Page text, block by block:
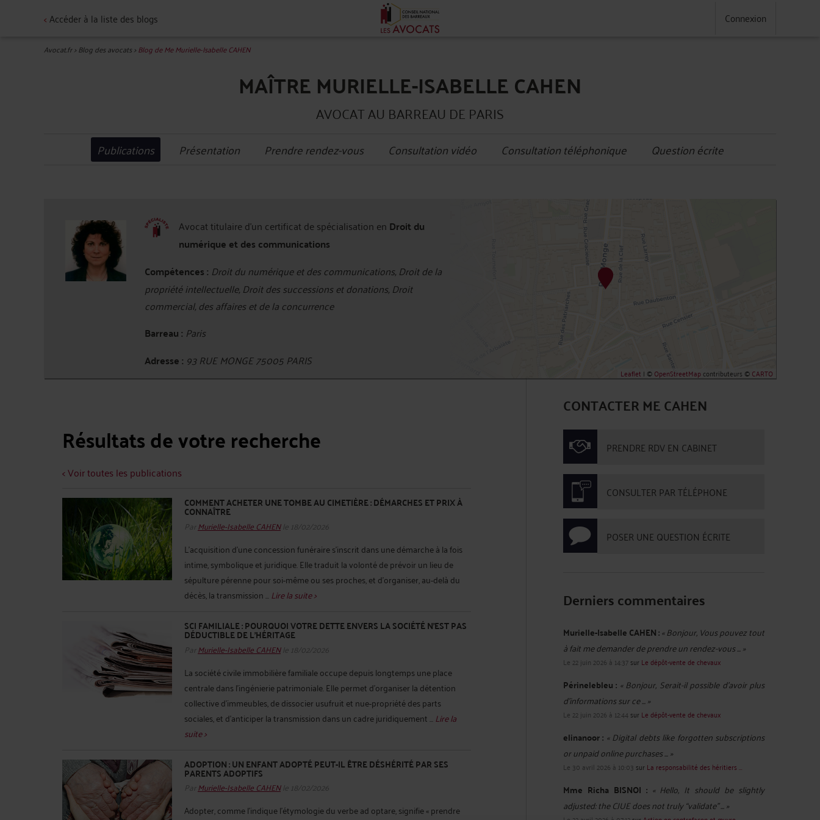
<Accéder à la liste des blogs Connexion
Avocat.fr>Blog des avocats>Blog de Me Murielle-Isabelle CAHEN
MAÎTRE MURIELLE-ISABELLE CAHEN
AVOCAT AU BARREAU DE PARIS
Publications Présentation Prendre rendez-vous Consultation vidéo Consultation téléphonique Question écrite
Avocat titulaire d'un certificat de spécialisation en Droit du
numérique et des communications
Compétences : Droit du numérique et des communications, Droit de la
propriété intellectuelle, Droit des successions et donations, Droit
commercial, des affaires et de la concurrence
Barreau : Paris
Adresse : 93 RUE MONGE 75005 PARIS
Leaflet | ©OpenStreetMapcontributeurs ©CARTO
Résultats de votre recherche
< Voir toutes les publications
COMMENT ACHETER UNE TOMBE AU CIMETIÈRE : DÉMARCHES ET PRIX À
CONNAÎTRE
Par Murielle-Isabelle CAHENle 18/02/2026
L’acquisition d’une concession funéraire s’inscrit dans une démarche à la fois
intime, symbolique et juridique. Elle traduit la volonté de prévoir un lieu de
sépulture pérenne pour soi-même ou ses proches, et d’organiser, au-delà du
décès, la transmission ...Lire la suite >
SCI FAMILIALE : POURQUOI VOTRE DETTE ENVERS LA SOCIÉTÉ N’EST PAS
DÉDUCTIBLE DE L’HÉRITAGE
Par Murielle-Isabelle CAHENle 18/02/2026
La société civile immobilière familiale occupe depuis longtemps une place
centrale dans l’ingénierie patrimoniale. Elle permet d’organiser la détention
collective d’immeubles, de dissocier usufruit et nue-propriété des parts
sociales, et d’anticiper la transmission dans un cadre juridiquement ...Lire la
suite >
ADOPTION : UN ENFANT ADOPTÉ PEUT-IL ÊTRE DÉSHÉRITÉ PAR SES
PARENTS ADOPTIFS
Par Murielle-Isabelle CAHENle 18/02/2026
Adopter, comme l'indique l'étymologie du verbe ad optare, signifie « prendre
CONTACTER ME CAHEN
PRENDRE RDV EN CABINET
CONSULTER PAR TÉLÉPHONE
POSER UNE QUESTION ÉCRITE
Derniers commentaires
Murielle-Isabelle CAHEN :« Bonjour, Vous pouvez tout
à fait me demander de prendre un rendez-vous ... »
Le 22 juin 2026 à 14:37sur Le dépôt-vente de chevaux
Périnelebleu : « Bonjour, Serait-il possible d'avoir plus
d'informations sur ce ... »
Le 22 juin 2026 à 12:44 sur Le dépôt-vente de chevaux
elinanoor : « Digital debts like forgotten subscriptions
or unpaid online purchases ... »
Le 30 avril 2026 à 10:03 sur La responsabilité des héritiers ...
Mme Richa BISNOI : « Hello, It should be slightly
adjusted: the CJUE does not truly “validate” ... »